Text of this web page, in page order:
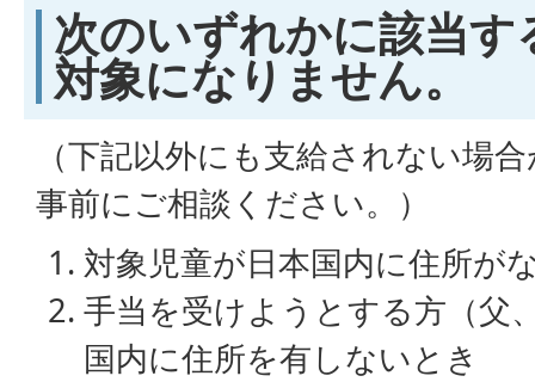
次のいずれかに該当す
対象になりません。
（下記以外にも支給されない場
事前にご相談ください。）
対象児童が日本国内に住所が
手当を受けようとする方（父
国内に住所を有しないとき